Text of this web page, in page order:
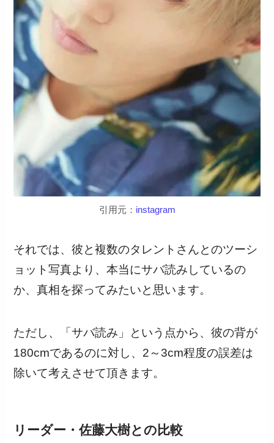
引用元： instagram
それでは、彼と複数のタレントさんとのツーシ
ョット写真より、本当にサバ読みしているの
か、真相を探ってみたいと思います。
ただし、「サバ読み」という点から、彼の背が
180cmであるのに対し、2～3cm程度の誤差は
除いて考えさせて頂きます。
リーダー・佐藤大樹との比較